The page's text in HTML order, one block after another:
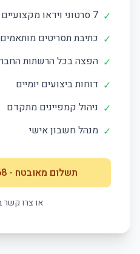
✓ 7 סרטוני וידאו מקצועיים בשבוע
✓ כתיבת תסריטים מותאמים
✓ הפצה בכל הרשתות
✓ דוחות ביצועים יומיים
✓ ניהול קמפיינים מתקדם
✓ מנהל חשבון אישי
תשלום מאובטח - ₪
או צרו קשר